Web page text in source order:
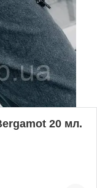
20 мл.